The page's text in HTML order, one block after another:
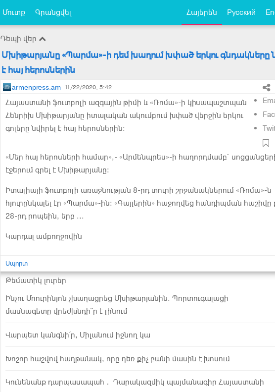
Մուտք Գրանցվել Հայերեն Русский
Դեպի վեր
Մխիթարյանը «Պարմա»-ի դեմ խաղում խփած երկու գնդակները
է հայ հերոսներին
armenpress.am 11/22/2020, 5:42
Հայաստանի ֆուտբոլի ազգային թիմի և «Ռոմա»-ի կիսապաշտպան
Հենրիխ Մխիթարյանը իտալական ակումբում խփած վերջին երկու
գոլերը նվիրել է հայ հերոսներին:
«Մեր հայ հերոսների համար»,- «Արմենպրես»-ի հաղորդմամբ`
էջերում գրել է Մխիթարյանը:
Իտալիայի ֆուտբոլի առաջնության 8-րդ տուրի շրջանակներում «Ռոմա»-ն
հյուրընկալել էր «Պարմա»-ին: «Գայլերին» հաջողվեց հանդիպման հաշիվը
28-րդ րոպեին, երբ ...
Կարդալ ամբողջովին
Սպորտ
Թեմատիկ լուրեր
Ինչու Մոուրինյոն չխաղացրեց Մխիթարյանին. Պորտուգալացի
մասնագետը վրեժխնդի՞ր է լինում
Վարպետ կանգնի՛ր, Միլանում իջնող կա
Խոշոր հաշվով հաղթանակ, որը դեռ քիչ բանի մասին է խոսում
Կունենանք դարպասապահ․ Դարակազմիկ պայմանագիր Հայաստանի